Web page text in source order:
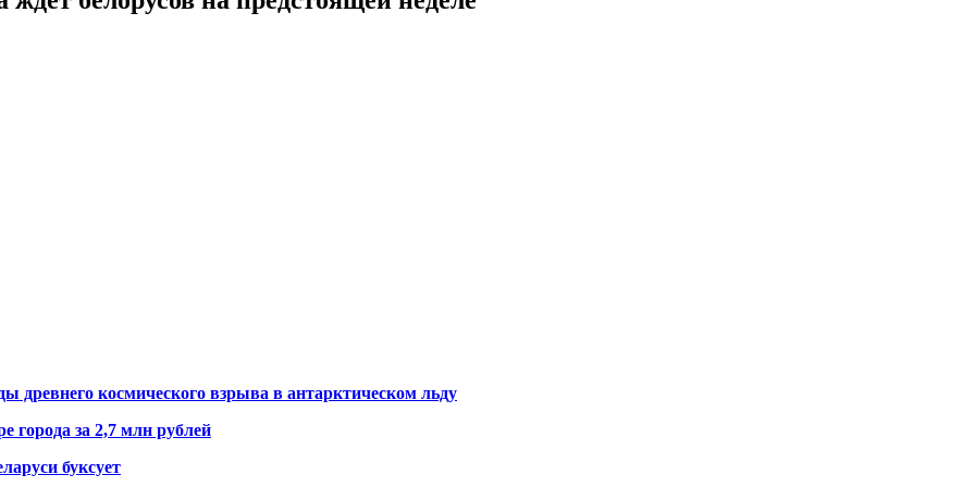
космического взрыва в антарктическом льду
города за 2,7 млн рублей
буксует